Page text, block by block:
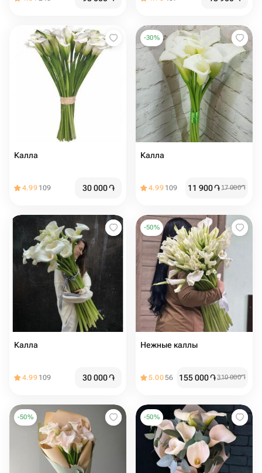
Калла
4.99 109 30 000֏
-30%
Калла
4.99 109 11 900֏17 000֏
Калла
4.99 109 30 000֏
-50%
Нежные каллы
5.0056 155 000֏310 000֏
-50% -50%